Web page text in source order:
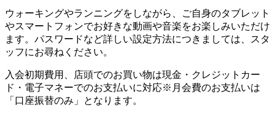
ウォーキングやランニングをしながら、ご自身のタブレット
やスマートフォンでお好きな動画や音楽をお楽しみいただけ
ます。パスワードなど詳しい設定方法につきましては、スタ
ッフにお尋ねください。
入会初期費用、店頭でのお買い物は現金・クレジットカー
ド・電子マネーでのお支払いに対応※月会費のお支払いは
「口座振替のみ」となります。